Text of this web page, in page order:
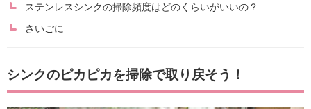
ステンレスシンクの掃除頻度はどのくらいがいいの？
さいごに
シンクのピカピカを掃除で取り戻そう！